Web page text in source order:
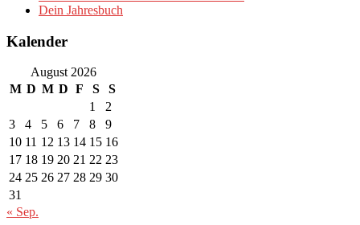
Dein Jahresbuch
Kalender
August 2026
M D M D F S
S
1
2
3
4 5 6 7 8
9
10 11 12 13 14 15 16
17 18 19 20 21 22 23
24 25 26 27 28 29 30
31
« Sep.